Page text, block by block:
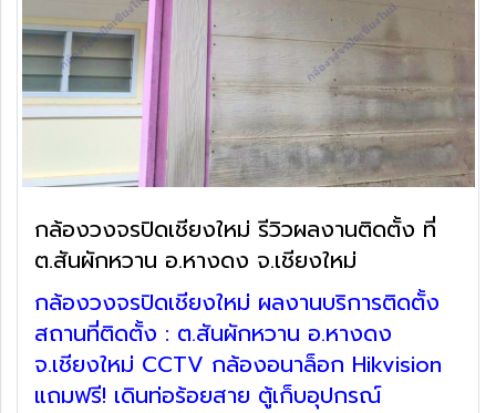
กล้องวงจรปิดเชียงใหม่ รีวิวผลงานติดตั้ง ที่
ต.สันผักหวาน อ.หางดง จ.เชียงใหม่
กล้องวงจรปิดเชียงใหม่ ผลงานบริการติดตั้ง
สถานที่ติดตั้ง : ต.สันผักหวาน อ.หางดง
จ.เชียงใหม่ CCTV กล้องอนาล็อก Hikvision
แถมฟรี! เดินท่อร้อยสาย ตู้เก็บอุปกรณ์